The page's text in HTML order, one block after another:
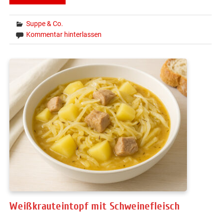
Suppe & Co.
Kommentar hinterlassen
Weißkrauteintopf mit Schweinefleisch